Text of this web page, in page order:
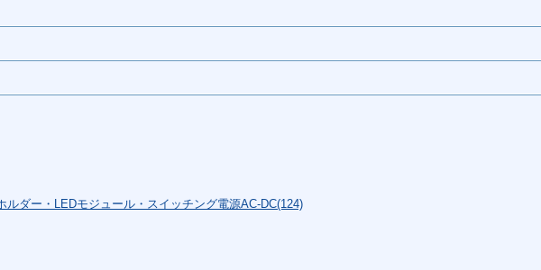
ルダー・LEDモジュール・スイッチング電源AC-DC(124)